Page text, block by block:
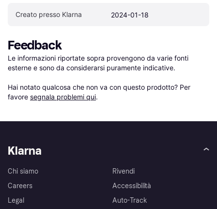
Creato presso Klarna 2024-01-18
Feedback
Le informazioni riportate sopra provengono da varie fonti
esterne e sono da considerarsi puramente indicative.
Hai notato qualcosa che non va con questo prodotto? Per
favore segnala problemi qui.
Klarna
Chi siamo
Careers
Legal
Rivendi
Accessibilità
Auto-Track